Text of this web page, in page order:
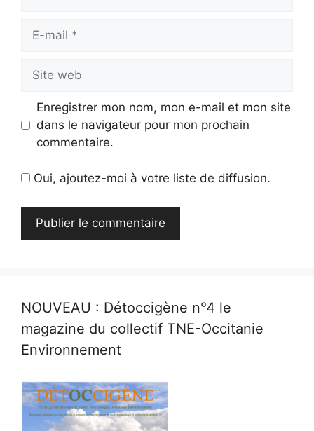
Site
web
Enregistrer mon nom, mon e-mail et mon site
dans le navigateur pour mon prochain
commentaire.
Oui, ajoutez-moi à votre liste de diffusion.
NOUVEAU : Détoccigène n°4 le
magazine du collectif TNE-Occitanie
Environnement